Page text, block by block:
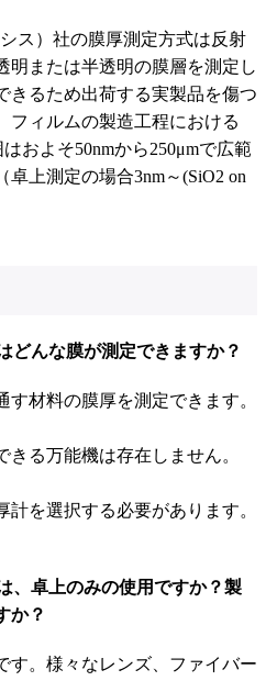
ス）社の膜厚測定方式は反射
明または半透明の膜層を測定し
きるため出荷する実製品を傷つ
フィルムの製造工程における
およそ50nmから250μmで広範
上測定の場合3nm～(SiO2 on
どんな膜が測定できますか？
材料の膜厚を測定できます。
る万能機は存在しません。
を選択する必要があります。
、卓上のみの使用ですか？製
か？
す。様々なレンズ、ファイバー